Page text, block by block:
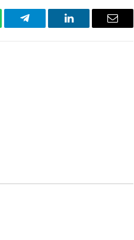
Telegram LinkedIn Email